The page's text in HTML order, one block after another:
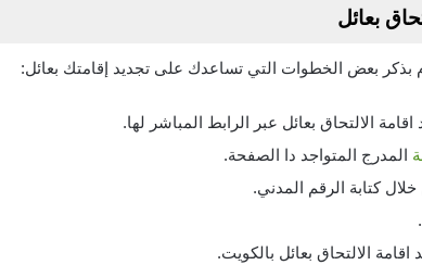
بعائل
بذكر بعض الخطوات التي تساعدك على تجديد إقامتك بعائل:
الالتحاق بعائل عبر الرابط المباشر لها.
المدرج المتواجد دا الصفحة.
كتابة الرقم المدني.
الالتحاق بعائل بالكويت.